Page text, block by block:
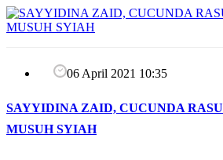
06 April 2021 10:35
SAYYIDINA ZAID, CUCUNDA
MUSUH SYIAH